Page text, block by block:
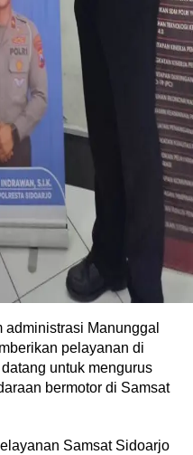
administrasi Manunggal
pelayanan di
untuk mengurus
bermotor di Samsat
Samsat Sidoarjo